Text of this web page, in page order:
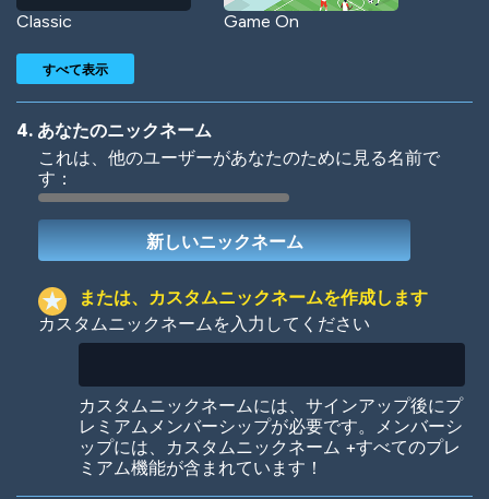
Classic Game On
Woof
Colorful
すべて表示
4. あなたのニックネーム
これは、他のユーザーがあなたのために見る名前で
す：
または、カスタムニックネームを作成します
カスタムニックネームを入力してください
カスタムニックネームには、サインアップ後にプ
レミアムメンバーシップが必要です。メンバーシ
ップには、カスタムニックネーム +すべてのプレ
ミアム機能が含まれています！